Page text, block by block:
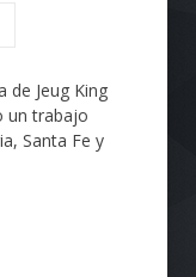
de Jeug King
un trabajo
Santa Fe y